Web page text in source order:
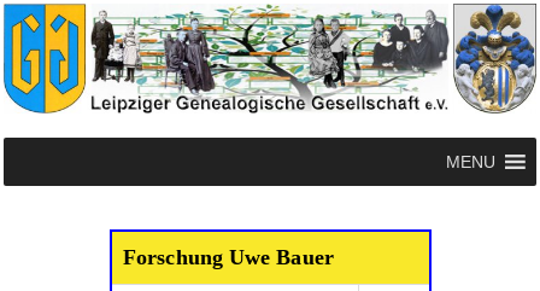
MENU
Forschung Uwe Bauer